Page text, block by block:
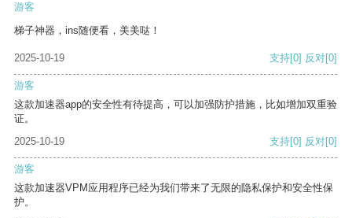
游客
梯子神器，ins随便看，美美哒！
2025-10-19 支持[0] 反对[0]
游客
这款加速器app的安全性有待提高，可以加强防护措施，比如增加双重验
证。
2025-10-19
支持[0] 反对[0]
游客
这款加速器VPM应用程序已经为我们带来了无限的隐私保护和安全性保
护。